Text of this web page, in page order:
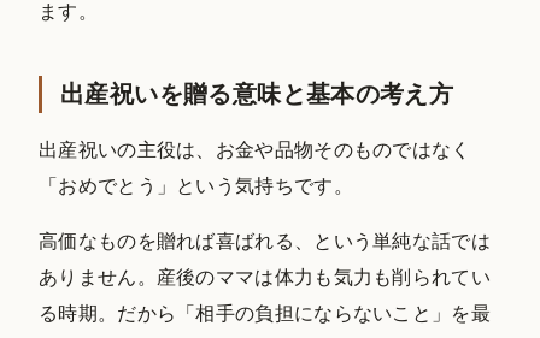
ます。
出産祝いを贈る意味と基本の考え方
出産祝いの主役は、お金や品物そのものではなく
「おめでとう」という気持ちです。
高価なものを贈れば喜ばれる、という単純な話では
ありません。産後のママは体力も気力も削られてい
る時期。だから「相手の負担にならないこと」を最